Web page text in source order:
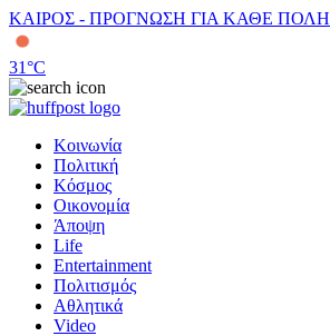
ΚΑΙΡΟΣ - ΠΡΟΓΝΩΣΗ ΓΙΑ ΚΑΘΕ ΠΟΛΗ
31°C
Κοινωνία
Πολιτική
Κόσμος
Οικονομία
Άποψη
Life
Entertainment
Πολιτισμός
Αθλητικά
Video